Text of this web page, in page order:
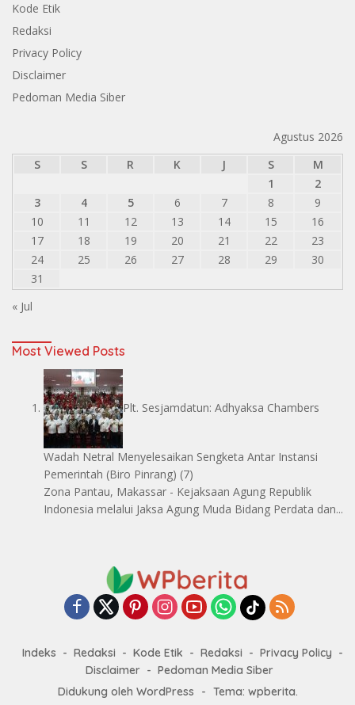
Kode Etik
Redaksi
Privacy Policy
Disclaimer
Pedoman Media Siber
Agustus 2026
S
S R K J S
M
1
2
3
4 5 6 7 8
9
10
11 12 13 14 15
16
17
18 19 20 21 22
23
24
25 26 27 28 29
30
31
« Jul
Most Viewed Posts
Plt. Sesjamdatun: Adhyaksa Chambers
Wadah Netral Menyelesaikan Sengketa Antar Instansi
Pemerintah (Biro Pinrang) (7)
Zona Pantau, Makassar - Kejaksaan Agung Republik
Indonesia melalui Jaksa Agung Muda Bidang Perdata dan...
Indeks Redaksi Kode Etik Redaksi
Privacy Policy
Disclaimer
Pedoman Media Siber
Didukung oleh WordPress
- Tema: wpberita.